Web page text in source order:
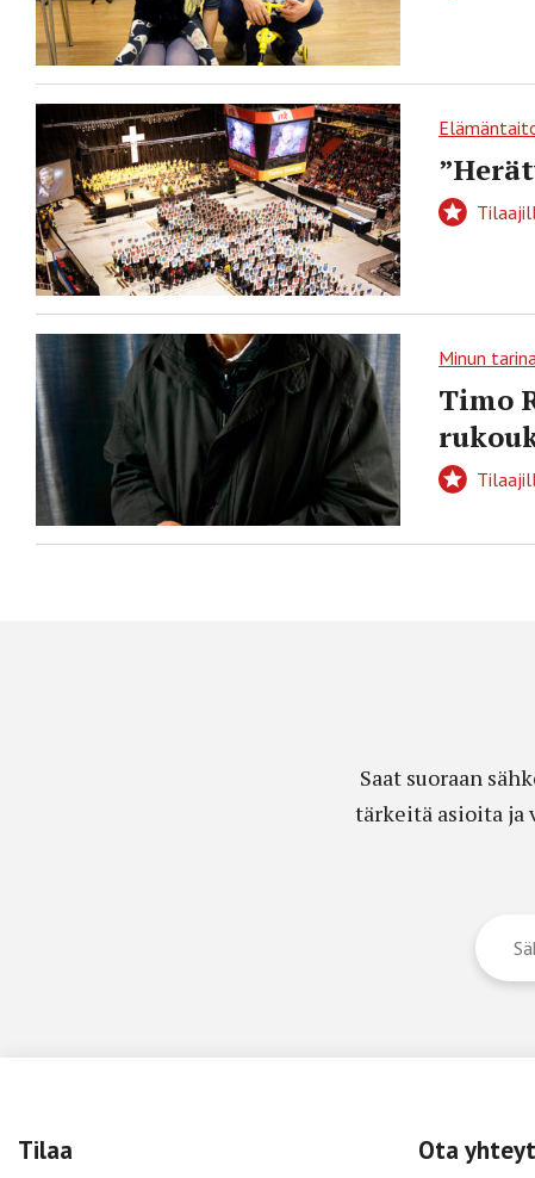
Minun
Timo
Saat suoraan
tärkeitä asioita ja
Tilaa Ota